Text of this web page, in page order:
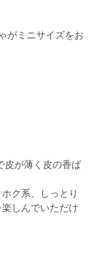
がミニサイズをお
皮が薄く皮の香ば
ク系、しっとり
しんでいただけ